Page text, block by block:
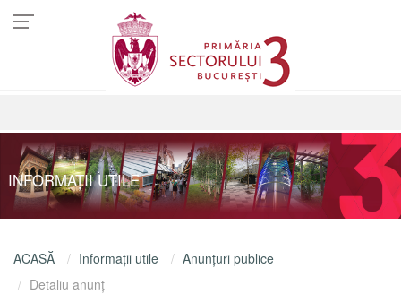
INFORMAŢII UTILE
ACASĂ Informaţii utile
Anunţuri publice
Detaliu anunţ